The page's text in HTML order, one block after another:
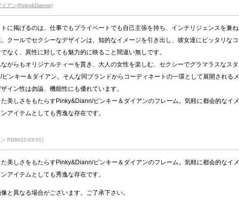
イアン(Pinky&Dianne)
に掲げるのは、仕事でもプライベートでも自己主張を持ち、インテリジェンスを兼ね
クールでセクシーなデザインは、知的なイメージを引き出し、彼女達にピッタリなコ
なく、異性に対しても魅力的に映ること間違い無しです。
がらもオリジナルティーを貫き、大人の女性を楽しむ、セクシーでグラマラスなスタ
ンキー＆ダイアン。そんな同ブランドからコーディネートの一環として展開されるメ
イン性は勿論、機能性にも優れています。
美しさをもたらすPinky&Diann/ピンキー＆ダイアンのフレーム。気軽に都会的なイメ
アイテムとしても秀逸な存在です。
ン PD8022-03-51)
美しさをもたらすPinky&Diann/ピンキー＆ダイアンのフレーム。気軽に都会的なイメ
アイテムとしても秀逸な存在です。
と異なる場合がございます。ご了承下さい。